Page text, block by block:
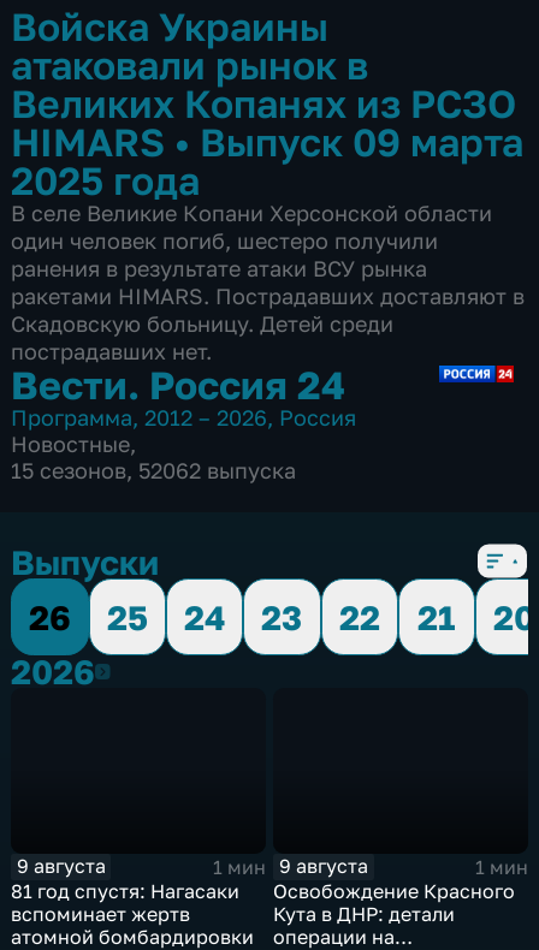
Войска Украины
атаковали рынок в
Великих Копанях из РСЗО
HIMARS • Выпуск 09 марта
2025 года
В селе Великие Копани Херсонской области
один человек погиб, шестеро получили
ранения в результате атаки ВСУ рынка
ракетами HIMARS. Пострадавших доставляют в
Скадовскую больницу. Детей среди
пострадавших нет.
Вести. Россия 24
Программа, 2012 – 2026, Россия
Новостные,
15 сезонов, 52062 выпуска
Выпуски
26
25 24 23 22 21
20
20262026
9 августа
1 мин
81 год спустя: Нагасаки
вспоминает жертв
атомной бомбардировки
9 августа
1 мин
Освобождение Красного
Кута в ДНР: детали
операции на